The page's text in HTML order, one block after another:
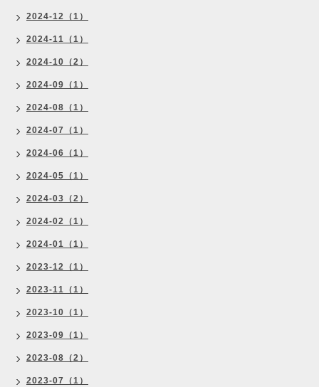
2024-12（1）
2024-11（1）
2024-10（2）
2024-09（1）
2024-08（1）
2024-07（1）
2024-06（1）
2024-05（1）
2024-03（2）
2024-02（1）
2024-01（1）
2023-12（1）
2023-11（1）
2023-10（1）
2023-09（1）
2023-08（2）
2023-07（1）